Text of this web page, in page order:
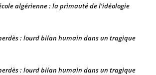
algérienne : la primauté de l’idéologie
: lourd bilan humain dans un tragique
: lourd bilan humain dans un tragique